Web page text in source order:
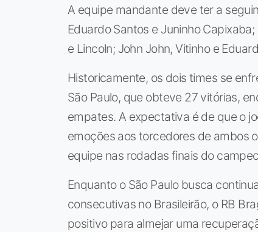
A equipe mandante deve ter a
Eduardo Santos e Juninho
e Lincoln; John John, Vitinho e
Historicamente, os dois times se
São Paulo, que obteve 27 vitórias,
empates. A expectativa é de que o
emoções aos torcedores de ambos
equipe nas rodadas finais do
Enquanto o São Paulo busca
consecutivas no Brasileirão, o RB
positivo para almejar uma